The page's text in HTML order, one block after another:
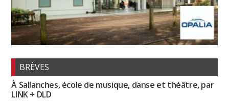
BRÈVES
À Sallanches, école de musique, danse et théâtre, par
LINK + DLD